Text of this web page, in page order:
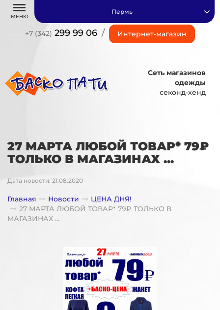
МЕНЮ
+7 (342) 299 99 06 / Интернет-магазин
Пермь
Сеть магазинов
одежды
секонд-хенд
27 МАРТА ЛЮБОЙ ТОВАР* 79₽
ТОЛЬКО В МАГАЗИНАХ ...
Дата новости: 21.08.2020
Главная Новости
ЦЕНА ДНЯ!
27 МАРТА ЛЮБОЙ ТОВАР* 79₽ ТОЛЬКО В
МАГАЗИНАХ ...